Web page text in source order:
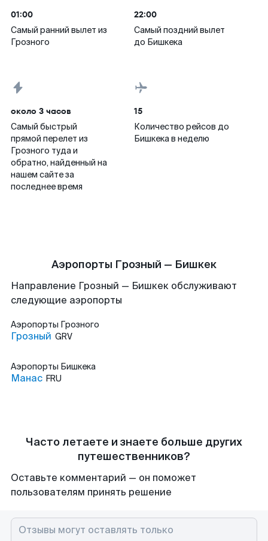
01:00
Самый ранний вылет из
Грозного
22:00
Самый поздний вылет
до Бишкека
около 3 часов
Самый быстрый
прямой перелет из
Грозного туда и
обратно, найденный на
нашем сайте за
последнее время
15
Количество рейсов до
Бишкека в неделю
Аэропорты Грозный — Бишкек
Направление Грозный — Бишкек обслуживают
следующие аэропорты
Аэропорты Грозного
Грозный GRV
Аэропорты Бишкека
Манас FRU
Часто летаете и знаете больше других
путешественников?
Оставьте комментарий — он поможет
пользователям принять решение